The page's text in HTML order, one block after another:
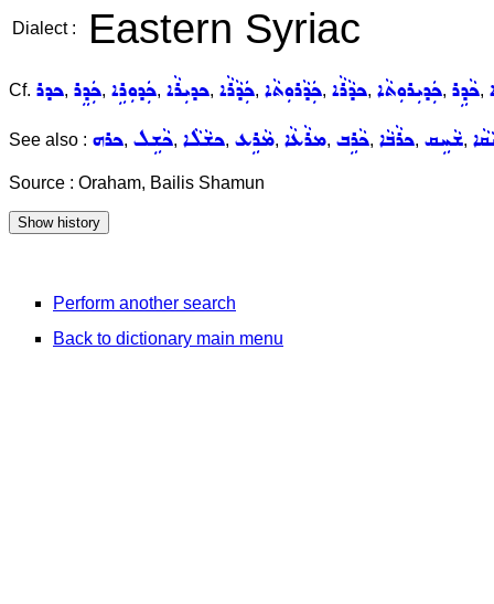
Dialect : Eastern Syriac
Cf. ܟܕܪ, ܟܲܕܸܪ, ܟܲܕܘܼܪܹܐ, ܟܕܝܼܪܵܐ, ܟܲܕܵܪܵܐ, ܟܲܕܵܪܘܼܬܵܐ, ܟܕܵܪܵܐ, ܟܲܕܝܼܪܘܼܬܵܐ, ܟܵܕܹܪ,
See also : ܟܪܗ, ܟܵܫܹܠ, ܟܫܵܠܵܐ, ܡܵܪܹܥ, ܡܪܵܥܵܐ, ܟܵܪܹܒ, ܟܪܵܒܵܐ, ܫܵܚܹܩ,
Source : Oraham, Bailis Shamun
Perform another search
Back to dictionary main menu